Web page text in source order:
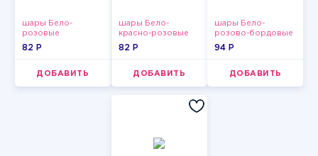
шары Бело-
розовые
пастельные
82 P
ДОБАВИТЬ
шары Бело-
красно-розовые
пастельные
82 P
ДОБАВИТЬ
шары Бело-
розово-бордовые
металлик
94 P
ДОБАВИТЬ